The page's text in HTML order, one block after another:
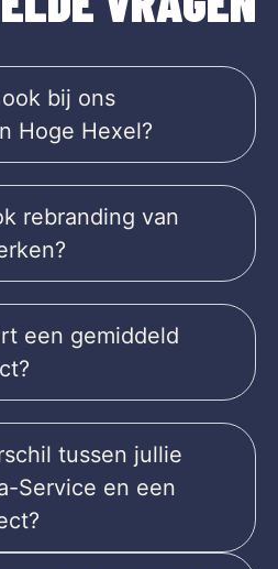
bij ons
Hoge Hexel?
rebranding van
een gemiddeld
tussen jullie
Service en een